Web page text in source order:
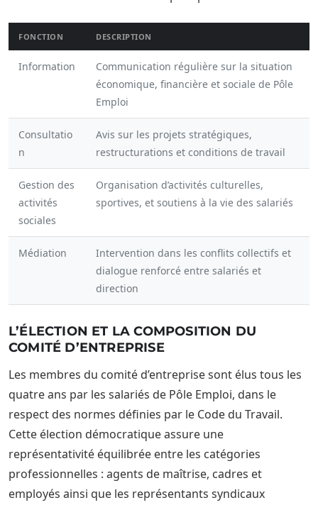
FONCTION DESCRIPTION
Information
Communication régulière sur la situation
économique, financière et sociale de Pôle
Emploi
Consultatio
n
Avis sur les projets stratégiques,
restructurations et conditions de travail
Gestion des
activités
sociales
Organisation d’activités culturelles,
sportives, et soutiens à la vie des salariés
Médiation
Intervention dans les conflits collectifs et
dialogue renforcé entre salariés et
direction
L’ÉLECTION ET LA COMPOSITION DU
COMITÉ D’ENTREPRISE
Les membres du comité d’entreprise sont élus tous les
quatre ans par les salariés de Pôle Emploi, dans le
respect des normes définies par le Code du Travail.
Cette élection démocratique assure une
représentativité équilibrée entre les catégories
professionnelles : agents de maîtrise, cadres et
employés ainsi que les représentants syndicaux